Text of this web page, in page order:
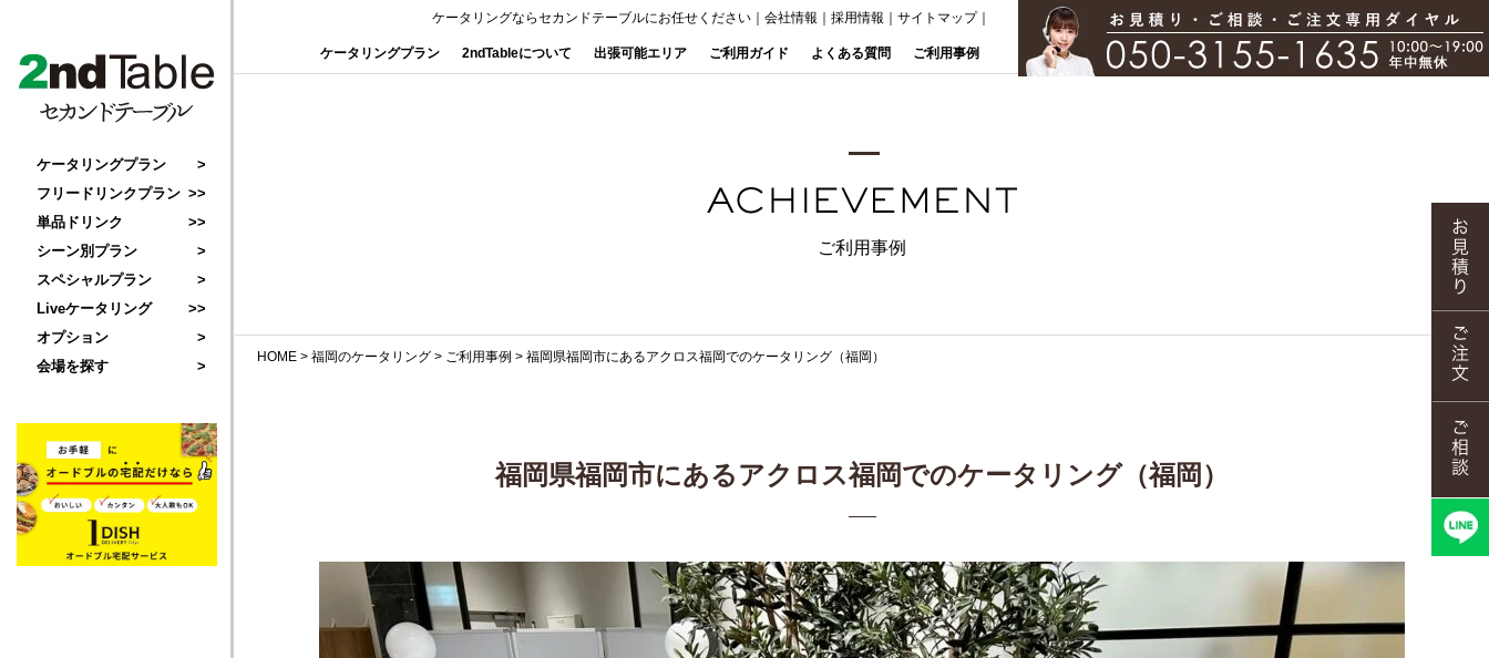
ケータリングならセカンドテーブルにお任せください 会社情報 採用情報 サイトマップ｜
ケータリングプラン 2ndTableについて 出張可能エリア ご利用ガイド よくある質問 ご利用事例
ケータリングプラン
フリードリンクプラン
単品ドリンク
シーン別プラン
スペシャルプラン
Liveケータリング
オプション
会場を探す
ご利用事例
HOME > 福岡のケータリング > ご利用事例 > 福岡県福岡市にあるアクロス福岡でのケータリング（福岡）
福岡県福岡市にあるアクロス福岡でのケータリング（福岡）